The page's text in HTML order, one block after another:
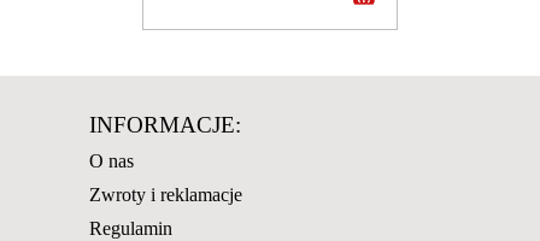
INFORMACJE:
O nas
Zwroty i reklamacje
Regulamin